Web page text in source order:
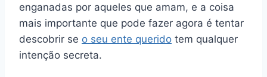
enganadas por aqueles que amam, e a coisa
mais importante que pode fazer agora é tentar
descobrir se o seu ente querido tem qualquer
intenção secreta.